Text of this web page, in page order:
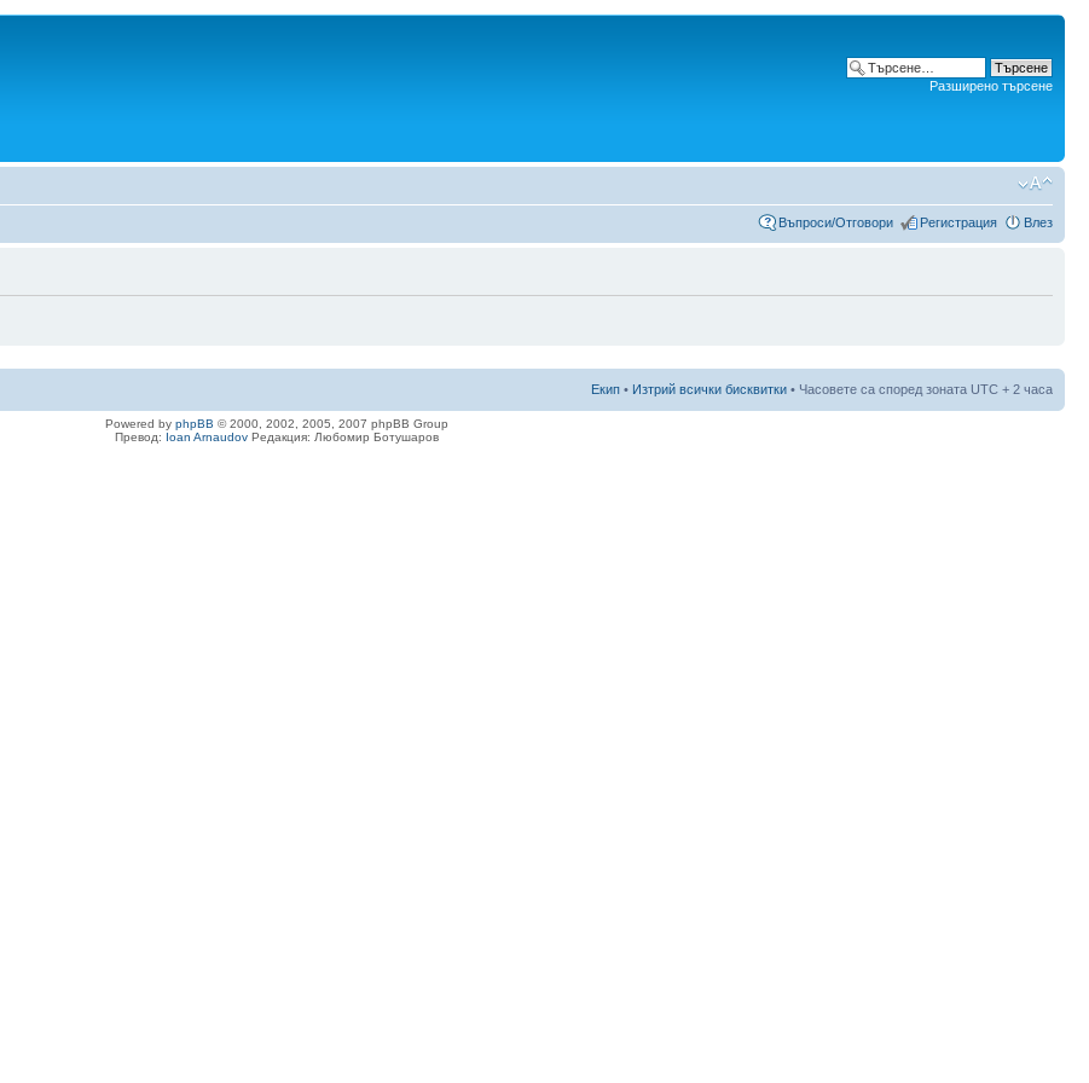
Разширено търсене
Въпроси/Отговори Регистрация Влез
Екип • Изтрий всички бисквитки • Часовете са според зоната UTC + 2 часа
Powered by phpBB © 2000, 2002, 2005, 2007 phpBB Group
Превод: Ioan Arnaudov Редакция: Любомир Ботушаров